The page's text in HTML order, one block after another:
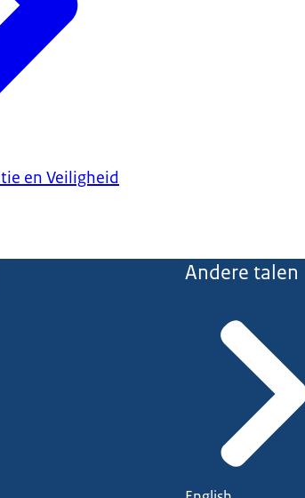
en Veiligheid
Andere talen